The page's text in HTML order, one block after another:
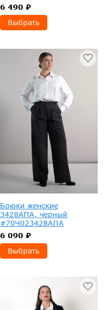
6 490 ₽
Выбрать
Брюки женские
3428АПА, черный
#70Ч023428АПА
6 090 ₽
Выбрать